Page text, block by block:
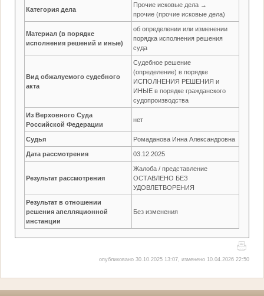
Категория дела
Прочие исковые дела →
прочие (прочие исковые дела)
Материал (в порядке
исполнения решений и иные)
об определении или изменении
порядка исполнения решения
суда
Вид обжалуемого судебного
акта
Судебное решение
(определение) в порядке
ИСПОЛНЕНИЯ РЕШЕНИЯ и
ИНЫЕ в порядке гражданского
судопроизводства
Из Верховного Суда
Российской Федерации
нет
Судья Ромаданова Инна Александровна
Дата рассмотрения 03.12.2025
Результат рассмотрения
Жалоба / представление
ОСТАВЛЕНО БЕЗ
УДОВЛЕТВОРЕНИЯ
Результат в отношении
решения апелляционной
инстанции
Без изменения
опубликовано 30.10.2025 13:07, изменено 10.04.2026 22:50